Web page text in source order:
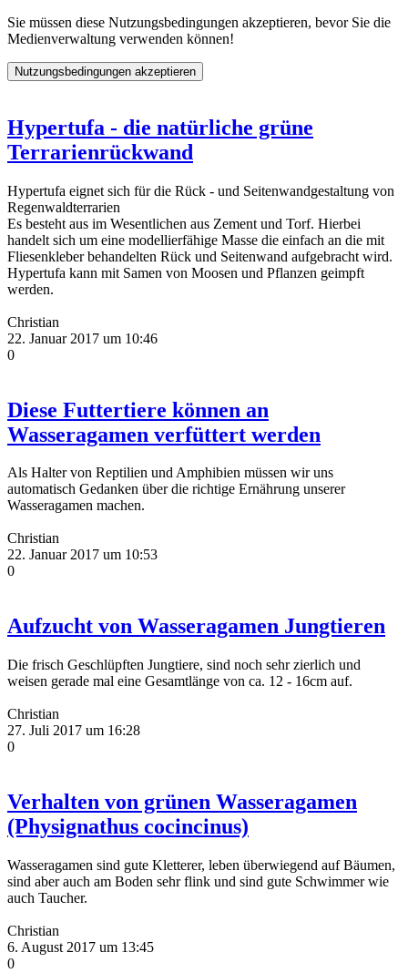
Sie müssen diese Nutzungsbedingungen akzeptieren, bevor Sie die
Medienverwaltung verwenden können!
Hypertufa - die natürliche grüne
Terrarienrückwand
Hypertufa eignet sich für die Rück - und Seitenwandgestaltung von
Regenwaldterrarien
Es besteht aus im Wesentlichen aus Zement und Torf. Hierbei
handelt sich um eine modellierfähige Masse die einfach an die mit
Fliesenkleber behandelten Rück und Seitenwand aufgebracht wird.
Hypertufa kann mit Samen von Moosen und Pflanzen geimpft
werden.
Christian
22. Januar 2017 um 10:46
0
Diese Futtertiere können an
Wasseragamen verfüttert werden
Als Halter von Reptilien und Amphibien müssen wir uns
automatisch Gedanken über die richtige Ernährung unserer
Wasseragamen machen.
Christian
22. Januar 2017 um 10:53
0
Aufzucht von Wasseragamen Jungtieren
Die frisch Geschlüpften Jungtiere, sind noch sehr zierlich und
weisen gerade mal eine Gesamtlänge von ca. 12 - 16cm auf.
Christian
27. Juli 2017 um 16:28
0
Verhalten von grünen Wasseragamen
(Physignathus cocincinus)
Wasseragamen sind gute Kletterer, leben überwiegend auf Bäumen,
sind aber auch am Boden sehr flink und sind gute Schwimmer wie
auch Taucher.
Christian
6. August 2017 um 13:45
0